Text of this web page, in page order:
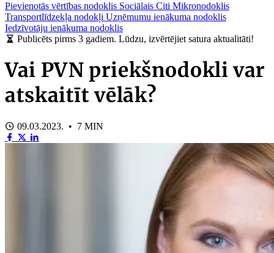
Pievienotās vērtības nodoklis Sociālais Citi Mikronodoklis
Transportlīdzekļa nodokļi Uzņēmumu ienākuma nodoklis
Iedzīvotāju ienākuma nodoklis
Publicēts pirms 3 gadiem. Lūdzu, izvērtējiet satura aktualitāti!
Vai PVN priekšnodokli var
atskaitīt vēlāk?
09.03.2023. • 7 MIN